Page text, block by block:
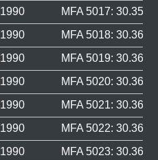
1990
MFA 5017:
1990
MFA 5018:
1990
MFA 5019:
1990
MFA 5020:
1990
MFA 5021:
1990
MFA 5022:
1990
MFA 5023: